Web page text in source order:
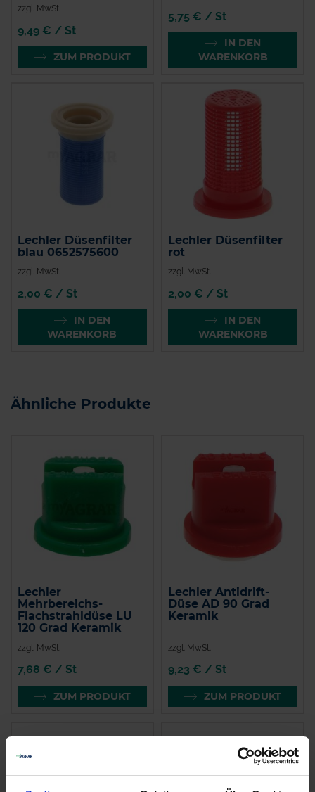
zzgl. MwSt.
9,49 € / St
ZUM PRODUKT
5,75 € / St
IN DEN
WARENKORB
Lechler Düsenfilter
blau 0652575600
zzgl. MwSt.
2,00 € / St
IN DEN
WARENKORB
Lechler Düsenfilter
rot
zzgl. MwSt.
2,00 € / St
IN DEN
WARENKORB
Ähnliche Produkte
Lechler
Mehrbereichs-
Flachstrahldüse LU
120 Grad Keramik
zzgl. MwSt.
7,68 € / St
ZUM PRODUKT
Lechler Antidrift-
Düse AD 90 Grad
Keramik
zzgl. MwSt.
9,23 € / St
ZUM PRODUKT